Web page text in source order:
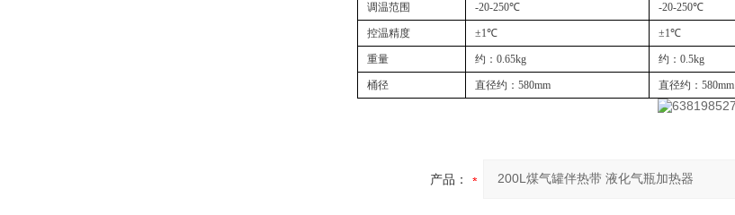
调温范围 -20-250℃ -20-250℃
控温精度 ±1℃ ±1℃
重量 约：0.65kg 约：0.5kg
桶径 直径约：580mm 直径约：580mm
产品：